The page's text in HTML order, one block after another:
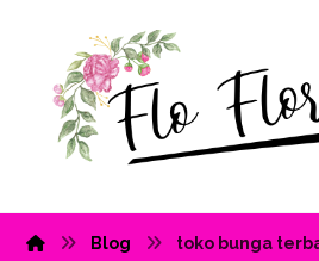
Blog toko bunga